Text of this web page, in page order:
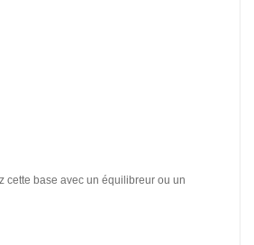
cette base avec un équilibreur ou un